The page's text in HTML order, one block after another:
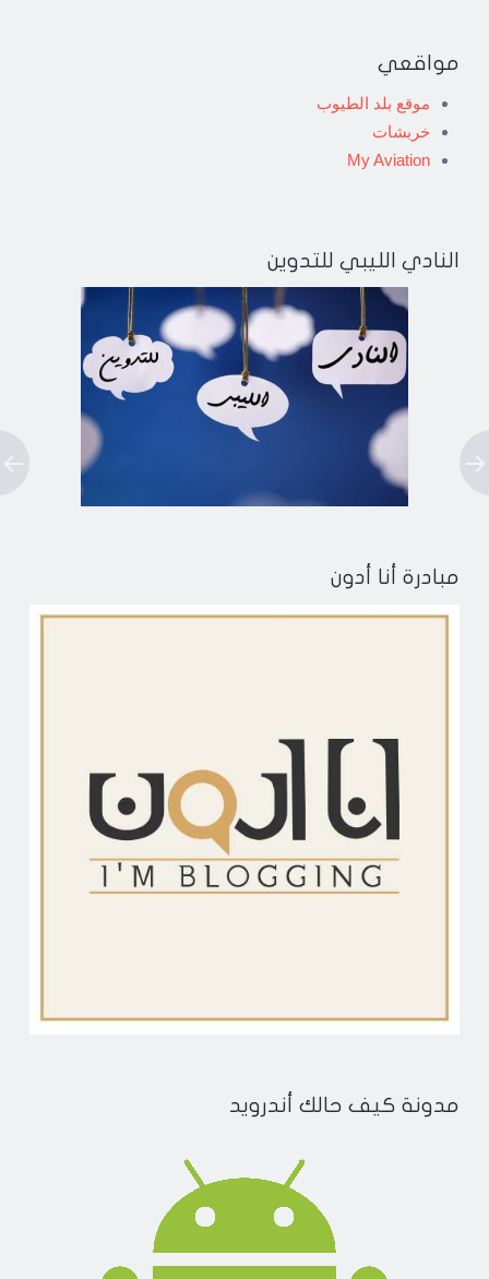
مواقعي
موقع بلد الطيوب
خربشات
My Aviation
النادي الليبي للتدوين
مبادرة أنا أدون
مدونة كيف حالك أندرويد